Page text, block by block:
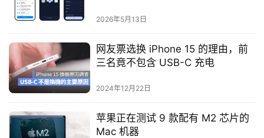
2026年5月13日
网友票选换 iPhone 15 的理由，前
三名竟不包含 USB-C 充电
2024年12月22日
苹果正在测试 9 款配有 M2 芯片的
Mac 机器